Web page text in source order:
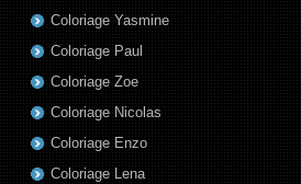
Coloriage Yasmine
Coloriage Paul
Coloriage Zoe
Coloriage Nicolas
Coloriage Enzo
Coloriage Lena